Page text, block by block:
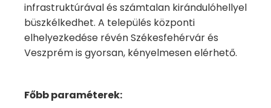
infrastruktúrával és számtalan kirándulóhellyel
büszkélkedhet. A település központi
elhelyezkedése révén Székesfehérvár és
Veszprém is gyorsan, kényelmesen elérhető.
Főbb paraméterek: